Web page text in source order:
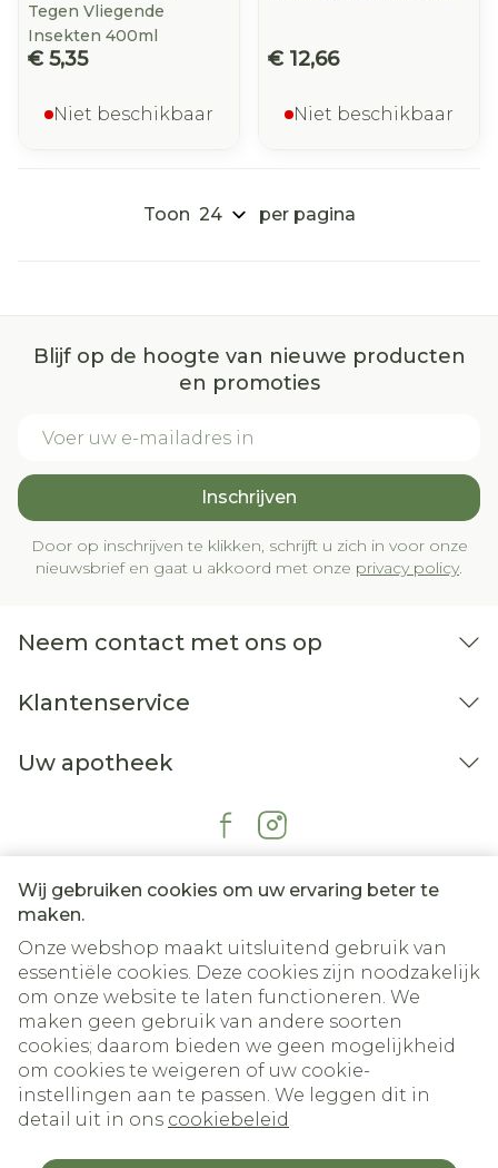
Wij gebruiken cookies om uw ervaring beter te
maken.
Onze webshop maakt uitsluitend gebruik van
essentiële cookies. Deze cookies zijn noodzakelijk
om onze website te laten functioneren. We
maken geen gebruik van andere soorten
cookies; daarom bieden we geen mogelijkheid
om cookies te weigeren of uw cookie-
instellingen aan te passen. We leggen dit in
detail uit in ons cookiebeleid
Tegen Vliegende
Insekten 400ml
€ 5,35
Niet beschikbaar
€ 12,66
Niet beschikbaar
Toon per pagina
Blijf op de hoogte van nieuwe producten
en promoties
Inschrijven
Door op inschrijven te klikken, schrijft u zich in voor onze
nieuwsbrief en gaat u akkoord met onze privacy policy.
Neem contact met ons op
Klantenservice
Uw apotheek
Juridische links